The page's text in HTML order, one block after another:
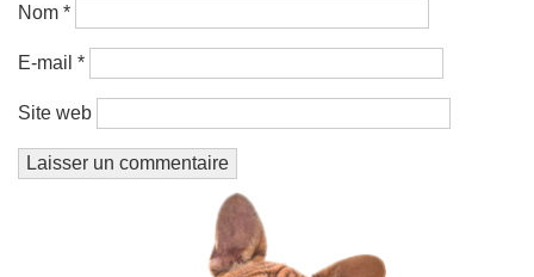
Nom *
E-mail *
Site web